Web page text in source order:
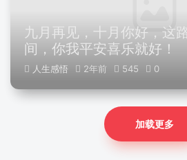
九月再见，十月你好，这
间，你我平安喜乐就好！
人生感悟 2年前 545 0
加载更多